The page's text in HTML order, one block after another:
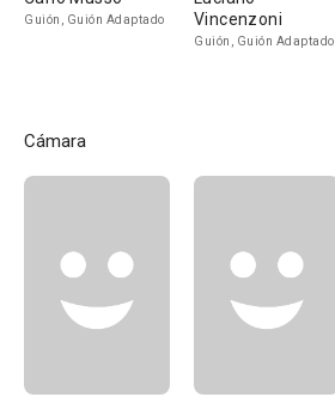
Guión, Guión Adaptado
Vincenzoni
Guión, Guión Adaptado
Cámara